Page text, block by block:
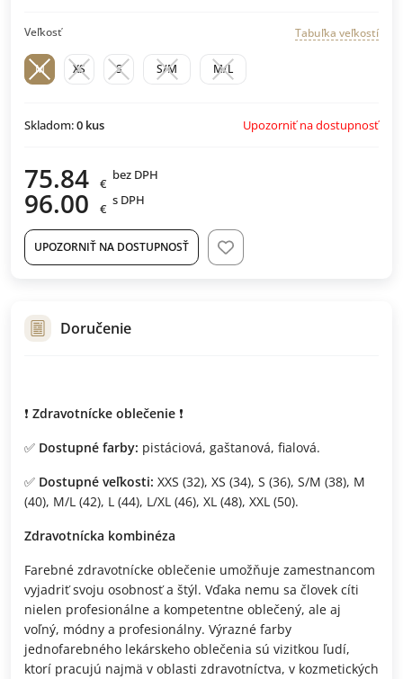
Veľkosť Tabuľka veľkostí
M XS S S/M M/L
Skladom:0 kus Upozorniť na dostupnosť
75.84 €
bez DPH
96.00 €
s DPH
UPOZORNIŤ NA DOSTUPNOSŤ
Doručenie
❗️ Zdravotnícke oblečenie ❗️
✅ Dostupné farby: pistáciová, gaštanová, fialová.
✅ Dostupné veľkosti: XXS (32), XS (34), S (36), S/M (38), M
(40), M/L (42), L (44), L/XL (46), XL (48), XXL (50).
Zdravotnícka kombinéza
Farebné zdravotnícke oblečenie umožňuje zamestnancom
vyjadriť svoju osobnosť a štýl. Vďaka nemu sa človek cíti
nielen profesionálne a kompetentne oblečený, ale aj
voľný, módny a profesionálny. Výrazné farby
jednofarebného lekárskeho oblečenia sú vizitkou ľudí,
ktorí pracujú najmä v oblasti zdravotníctva, v kozmetických